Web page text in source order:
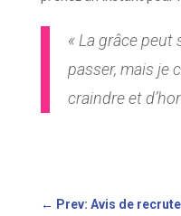
« La grâce peut
passer, mais je
craindre et
← Prev: Avis de